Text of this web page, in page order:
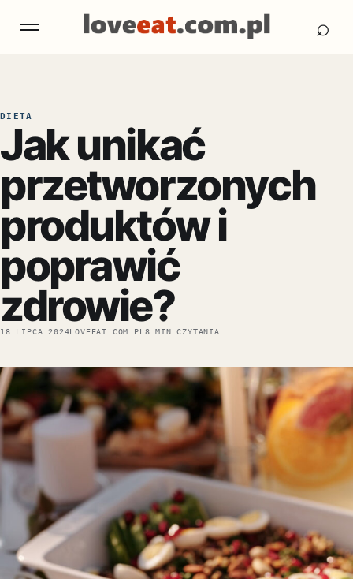
Otwórz menu ⌕
DIETA
Jak unikać
przetworzonych
produktów i
poprawić
zdrowie?
18 LIPCA 2024LOVEEAT.COM.PL 8 MIN CZYTANIA